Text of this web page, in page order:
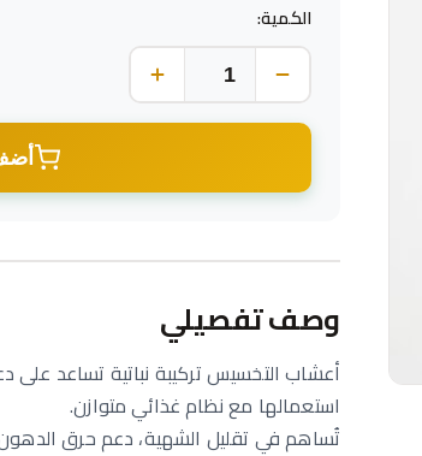
الكمية:
وصف تفصيلي
أعشاب التخسيس تركيبة نباتية تساعد
استعمالها مع نظام غذائي متوازن.
تُساهم في تقليل الشهية، دعم حرق